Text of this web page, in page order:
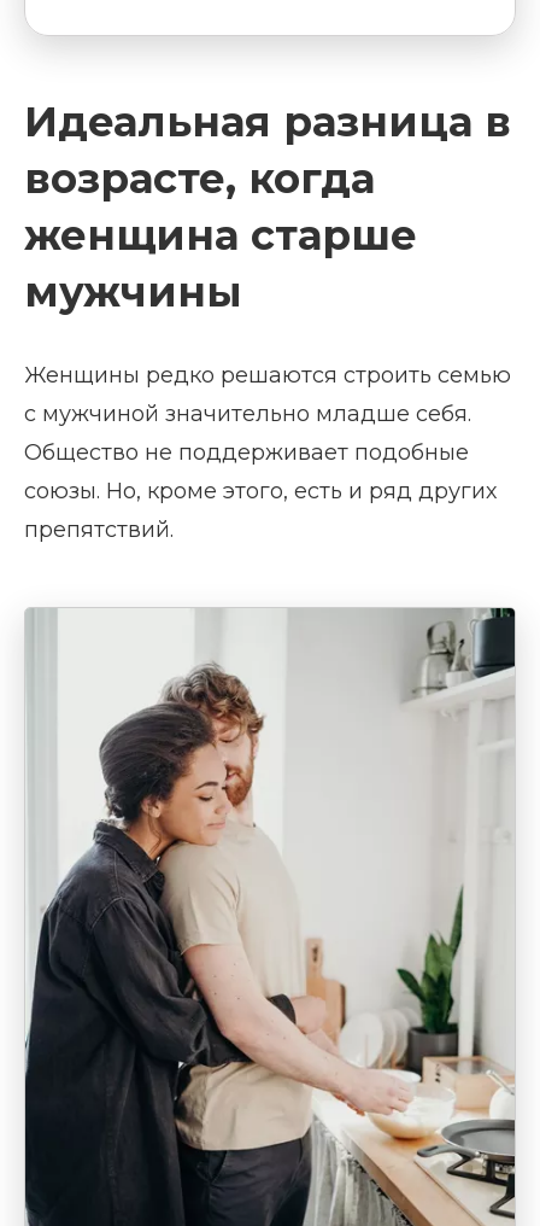
Идеальная разница в
возрасте, когда
женщина старше
мужчины
Женщины редко решаются строить семью
с мужчиной значительно младше себя.
Общество не поддерживает подобные
союзы. Но, кроме этого, есть и ряд других
препятствий.